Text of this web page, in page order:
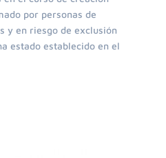
por personas de
y en riesgo de exclusión
estado establecido en el